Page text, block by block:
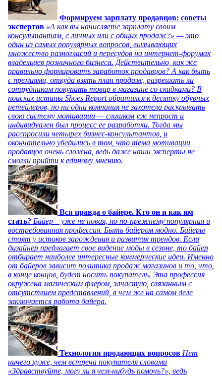
Формируем зарплату продавцов: советы
экспертов «А как вы начисляете зарплату своим
консультантам, с личных или с общих продаж?» — это
один из самых популярных вопросов, вызывающих
множество разногласий и пересудов на интернет-форумах
владельцев розничного бизнеса. Действительно, как же
правильно формировать заработок продавцов? А как быть
с премиями, откуда взять план продаж, разрешать ли
сотрудникам покупать товар в магазине со скидками? В
поисках истины Shoes Report обратился к десятку обувных
ретейлеров, но ни одна компания не захотела раскрывать
свою систему мотивации — слишком уж непрост и
индивидуален был процесс ее разработки. Тогда мы
расспросили четырех бизнес-консультантов, и
окончательно убедились в том, что тема мотивации
продавцов очень сложна, ведь даже наши эксперты не
смогли прийти к единому мнению.
Вся правда о байере. Кто он и как им
стать? Байер – уже не новая, но по-прежнему популярная и
востребованная профессия. Быть байером модно. Байеры
стоят у истоков зарождения и развития трендов. Если
дизайнер предлагает свое видение моды в сезоне, то байер
отбирает наиболее интересные коммерческие идеи. Именно
от байеров зависит политика продаж магазинов и то, что,
в конце концов, будет носить покупатель. Эта профессия
окружена магическим флером, зачастую, связанным с
отсутствием представлений, в чем же на самом деле
заключается работа байера.
Технология продающих вопросов Нет
ничего хуже, чем встреча покупателя словами
«Здравствуйте, могу ли я чем-нибудь помочь?», ведь